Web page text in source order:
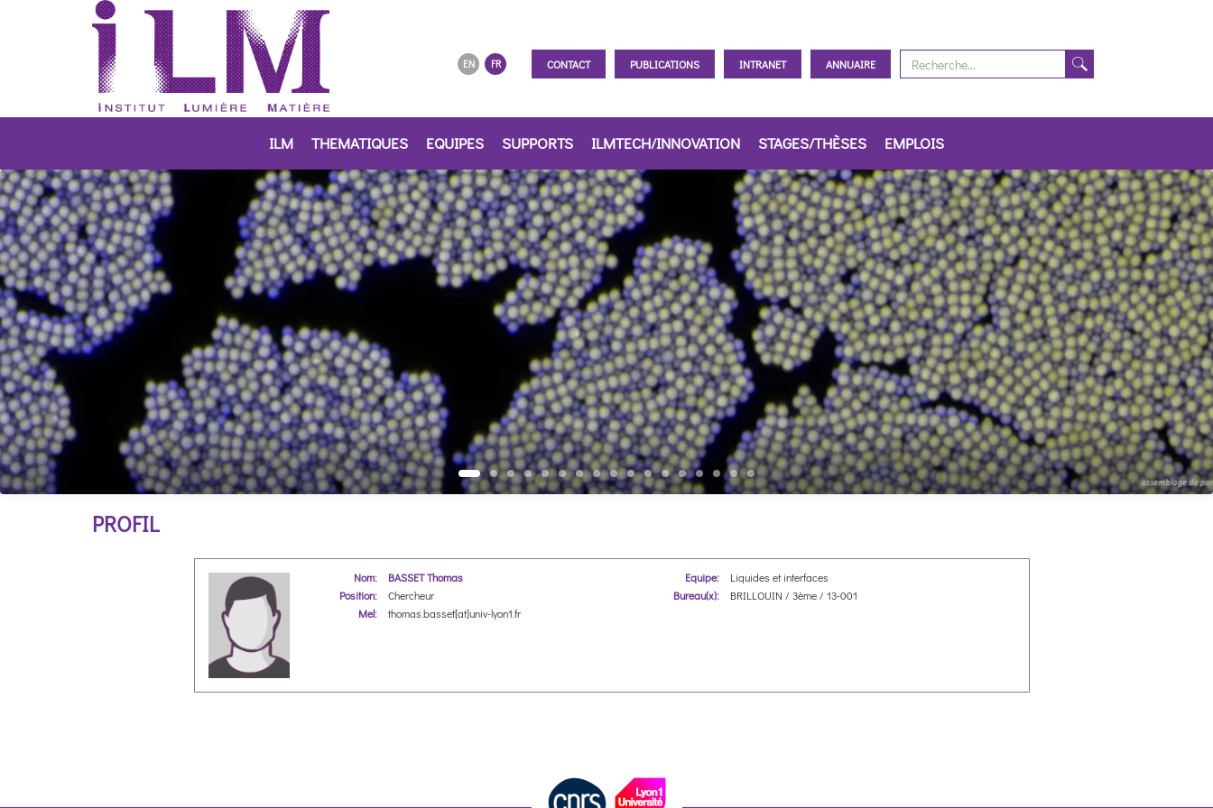
FR
EN CONTACT PUBLICATIONS INTRANET ANNUAIRE
ILM THEMATIQUES EQUIPES SUPPORTS ILMTECH/INNOVATION STAGES/THÈSES EMPLOIS
PROFIL
Nom:
BASSET Thomas
Position:
Chercheur
Mel:
thomas.basset[at]univ-lyon1.fr
Equipe:
Liquides et interfaces
Bureau(x):
BRILLOUIN / 3ème / 13-001